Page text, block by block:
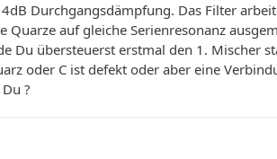
Durchgangsdämpfung. Das Filter
auf gleiche Serienresonanz
Du übersteuerst erstmal den 1. Mischer
oder C ist defekt oder aber eine
?